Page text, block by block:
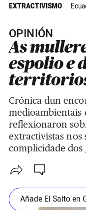
EXTRACTIVISMO
OPINIÓN
As
espolio e
Crónica dun
medioambientais
reflexionaron
extractivistas nos
complicidade dos
Añade El Salto en